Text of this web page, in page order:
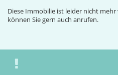
Diese Immobilie ist leider nicht
können Sie gern auch anrufen.